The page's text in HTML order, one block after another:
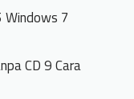
Windows 7
CD 9 Cara